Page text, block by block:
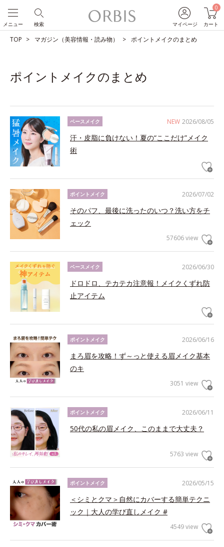
マイページ
0
カート
検索
メニュー
TOP マガジン（美容情報・読み物） ポイントメイクのまとめ
ポイントメイクのまとめ
NEW 2026/08/05
ベースメイク
汗・皮脂に負けない！夏の“ここだけ”メイク
術
2026/07/02
ポイントメイク
そのパフ、最後に洗ったのいつ？洗い方をチ
ェック
57606 view
2026/06/30
ベースメイク
ドロドロ、テカテカ注意報！メイクくずれ防
止アイテム
2026/06/16
ポイントメイク
まろ眉を攻略！ず～っと使える眉メイク基本
のキ
3051 view
2026/06/11
ポイントメイク
50代の私の眉メイク、このままで大丈夫？
5763 view
2026/05/15
ポイントメイク
＜シミとクマ＞自然にカバーする簡単テクニ
ック｜大人の学び直しメイク #
4549 view